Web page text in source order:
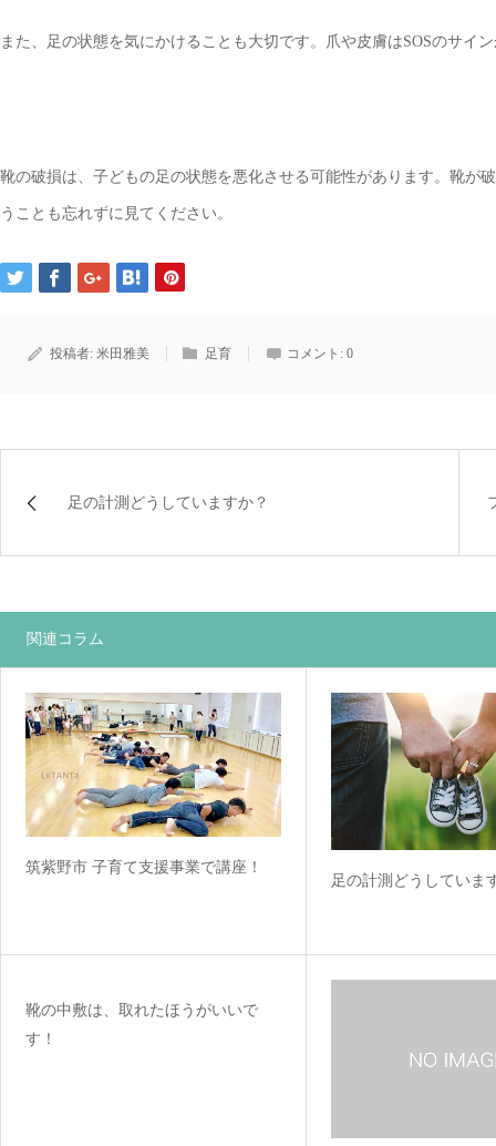
また、足の状態を気にかけることも大切です。爪や皮膚はSOSのサイ
靴の破損は、子どもの足の状態を悪化させる可能性があります。靴が
うことも忘れずに見てください。
投稿者: 米田雅美 足育 コメント: 0
足の計測どうしていますか？
関連コラム
筑紫野市 子育て支援事業で講座！
足の計測どうしていま
靴の中敷は、取れたほうがいいで
す！